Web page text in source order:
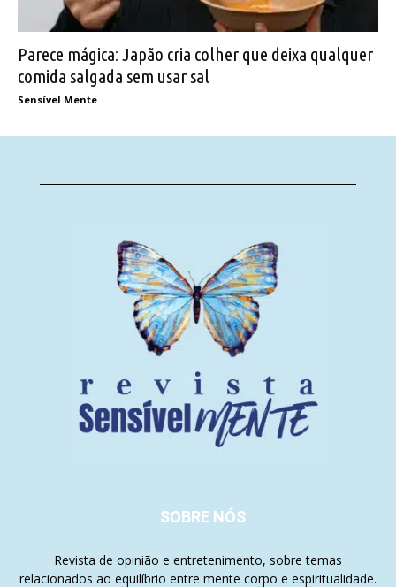
Parece mágica: Japão cria colher que deixa qualquer
comida salgada sem usar sal
Sensível Mente
SOBRE NÓS
Revista de opinião e entretenimento, sobre temas
relacionados ao equilíbrio entre mente corpo e espiritualidade.